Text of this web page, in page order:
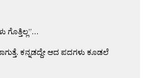
ಗೊತ್ತಿಲ್ಲ”…
ಕನ್ನಡದ್ದೇ ಆದ ಪದಗಳು ಕೂಡಲೆ